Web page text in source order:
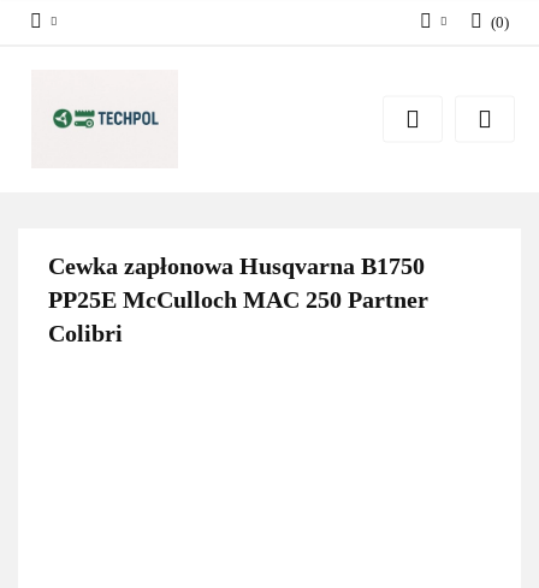
Zarejestruj się
(0)
Cewka zapłonowa Husqvarna B1750
PP25E McCulloch MAC 250 Partner
Colibri